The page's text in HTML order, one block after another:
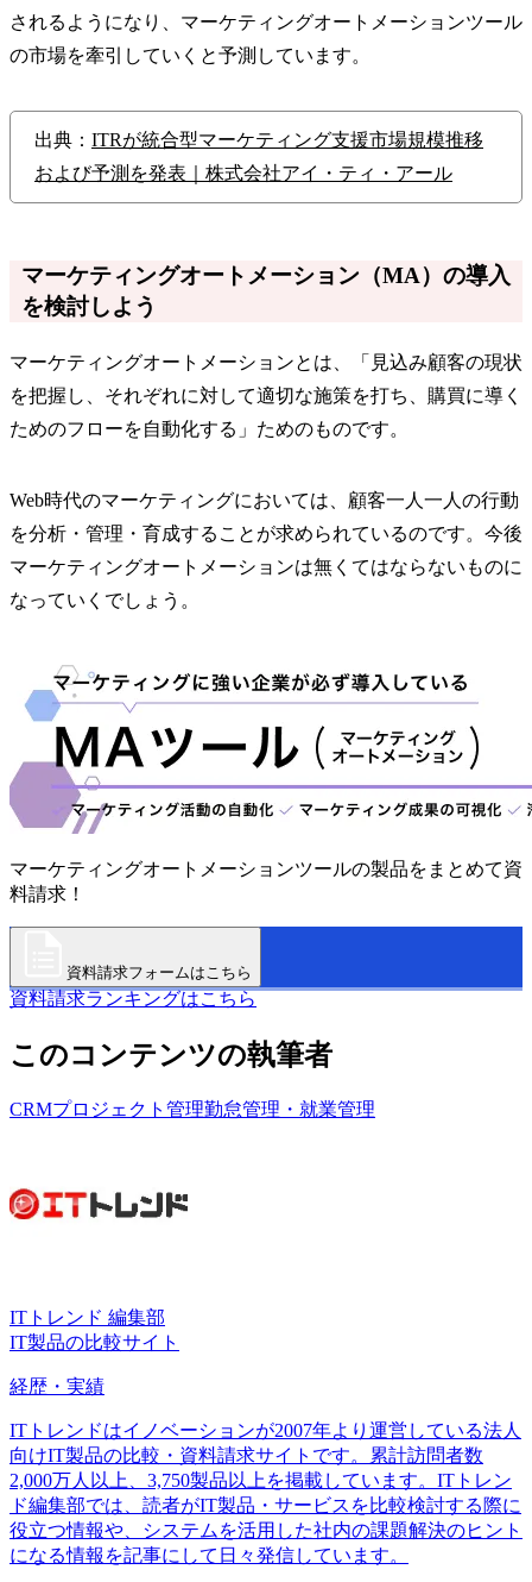
されるようになり、マーケティングオートメーションツール
の市場を牽引していくと予測しています。
出典： ITRが統合型マーケティング支援市場規模推移
および予測を発表｜株式会社アイ・ティ・アール
マーケティングオートメーション（MA）の導入
を検討しよう
マーケティングオートメーションとは、「見込み顧客の現状
を把握し、それぞれに対して適切な施策を打ち、購買に導く
ためのフローを自動化する」ためのものです。
Web時代のマーケティングにおいては、顧客一人一人の行動
を分析・管理・育成することが求められているのです。今後
マーケティングオートメーションは無くてはならないものに
なっていくでしょう。
マーケティングオートメーションツールの製品をまとめて資
料請求！
資料請求フォームはこちら
資料請求ランキングはこちら
このコンテンツの執筆者
CRMプロジェクト管理勤怠管理・就業管理
ITトレンド 編集部
IT製品の比較サイト
経歴・実績
ITトレンドはイノベーションが2007年より運営している法人
向けIT製品の比較・資料請求サイトです。累計訪問者数
2,000万人以上、3,750製品以上を掲載しています。ITトレン
ド編集部では、読者がIT製品・サービスを比較検討する際に
役立つ情報や、システムを活用した社内の課題解決のヒント
になる情報を記事にして日々発信しています。